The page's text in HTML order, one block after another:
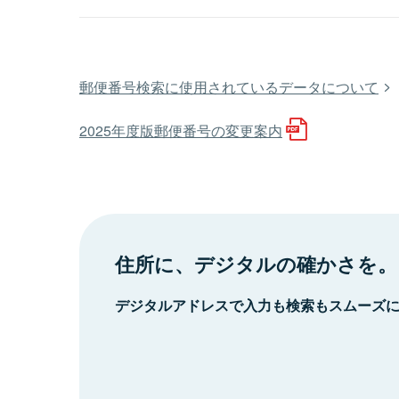
郵便番号検索に使用されているデータについて
2025年度版郵便番号の変更案内
住所に、デジタルの確かさを。
デジタルアドレスで入力も検索もスムーズ